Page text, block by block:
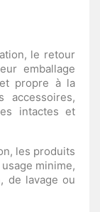
le retour
emballage
propre à la
accessoires,
intactes et
les produits
minime,
de lavage ou